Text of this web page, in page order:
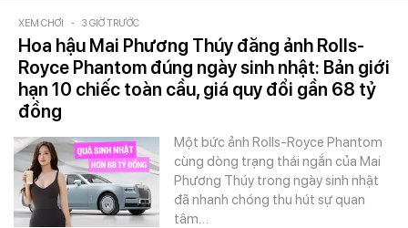
XEM CHƠI - 3 GIỜ TRƯỚC
Hoa hậu Mai Phương Thúy đăng ảnh Rolls-
Royce Phantom đúng ngày sinh nhật: Bản giới
hạn 10 chiếc toàn cầu, giá quy đổi gần 68 tỷ
đồng
Một bức ảnh Rolls-Royce Phantom
cùng dòng trạng thái ngắn của Mai
Phương Thúy trong ngày sinh nhật
đã nhanh chóng thu hút sự quan
tâm…